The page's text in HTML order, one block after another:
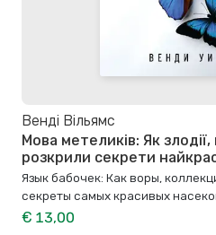
Венді Вільямс
Мова метеликів: Як
розкрили секрети
Язык бабочек: Как воры,
секреты самых красивых
€ 13,00